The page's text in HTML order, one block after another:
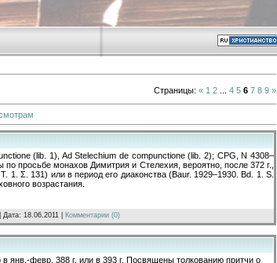
Страницы: « 1 2 4 5 6 7 8 9 »
(lib. 1), Ad Stelechium de compunctione (lib. 2); CPG, N 4308–
просьбе монахов Димитрия и Стелехия, вероятно, после 372 г.,
Σ. 131) или в период его диаконства (Baur. 1929–1930. Bd. 1. S.
возрастания.
| Дата: 18.06.2011 Комментарии (0)
янв.-февр. 388 г. или в 393 г. Посвящены толкованию притчи о